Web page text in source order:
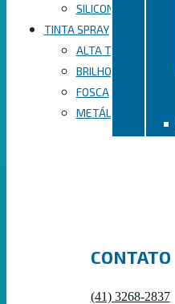
SILICONE NEUTRO
TINTA SPRAY
ALTA TEMPERATURA
BRILHO
FOSCA
METÁLICA
CONTATO
(41) 3268-2837